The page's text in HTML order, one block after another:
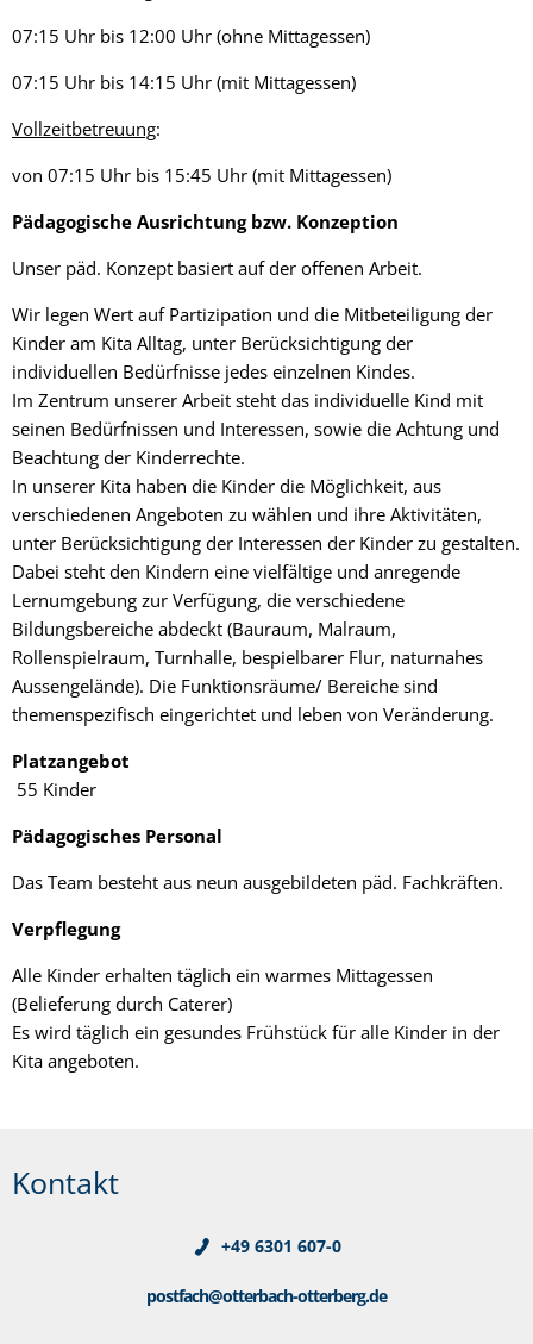
07:15 Uhr bis 12:00 Uhr (ohne Mittagessen)
07:15 Uhr bis 14:15 Uhr (mit Mittagessen)
Vollzeitbetreuung:
von 07:15 Uhr bis 15:45 Uhr (mit Mittagessen)
Pädagogische Ausrichtung bzw. Konzeption
Unser päd. Konzept basiert auf der offenen Arbeit.
Wir legen Wert auf Partizipation und die Mitbeteiligung der
Kinder am Kita Alltag, unter Berücksichtigung der
individuellen Bedürfnisse jedes einzelnen Kindes.
Im Zentrum unserer Arbeit steht das individuelle Kind mit
seinen Bedürfnissen und Interessen, sowie die Achtung und
Beachtung der Kinderrechte.
In unserer Kita haben die Kinder die Möglichkeit, aus
verschiedenen Angeboten zu wählen und ihre Aktivitäten,
unter Berücksichtigung der Interessen der Kinder zu gestalten.
Dabei steht den Kindern eine vielfältige und anregende
Lernumgebung zur Verfügung, die verschiedene
Bildungsbereiche abdeckt (Bauraum, Malraum,
Rollenspielraum, Turnhalle, bespielbarer Flur, naturnahes
Aussengelände). Die Funktionsräume/ Bereiche sind
themenspezifisch eingerichtet und leben von Veränderung.
Platzangebot
55 Kinder
Pädagogisches Personal
Das Team besteht aus neun ausgebildeten päd. Fachkräften.
Verpflegung
Alle Kinder erhalten täglich ein warmes Mittagessen
(Belieferung durch Caterer)
Es wird täglich ein gesundes Frühstück für alle Kinder in der
Kita angeboten.
Kontakt
+49 6301 607-0
postfach@otterbach-otterberg.de